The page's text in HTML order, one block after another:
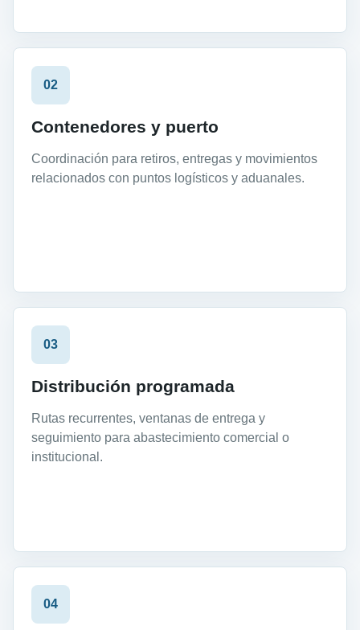
02
Contenedores y puerto
Coordinación para retiros, entregas y movimientos
relacionados con puntos logísticos y aduanales.
03
Distribución programada
Rutas recurrentes, ventanas de entrega y
seguimiento para abastecimiento comercial o
institucional.
04